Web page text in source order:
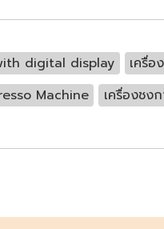
digital display เครื่
Machine เครื่องชง